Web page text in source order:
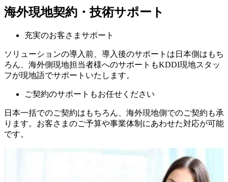
海外現地契約・技術サポート
充実のお客さまサポート
ソリューションの導入前、導入後のサポートは日本側はもち
ろん、海外側現地担当者様へのサポートもKDDI現地スタッ
フが現地語でサポートいたします。
ご契約のサポートもお任せください
日本一括でのご契約はもちろん、海外現地側でのご契約も承
ります。お客さまのご予算や事業体制にあわせた対応が可能
です。